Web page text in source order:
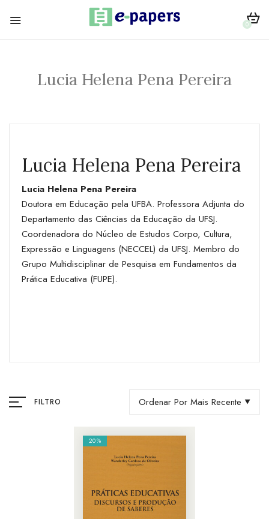
0
Lucia Helena Pena Pereira
Lucia Helena Pena Pereira
Lucia Helena Pena Pereira
Doutora em Educação pela UFBA. Professora Adjunta do
Departamento das Ciências da Educação da UFSJ.
Coordenadora do Núcleo de Estudos Corpo, Cultura,
Expressão e Linguagens (NECCEL) da UFSJ. Membro do
Grupo Multidisciplinar de Pesquisa em Fundamentos da
Prática Educativa (FUPE).
FILTRO Ordenar Por Mais Recente
20%